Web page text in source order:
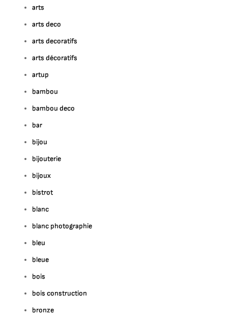
arts
arts deco
arts decoratifs
arts décoratifs
artup
bambou
bambou deco
bar
bijou
bijouterie
bijoux
bistrot
blanc
blanc photographie
bleu
bleue
bois
bois construction
bronze